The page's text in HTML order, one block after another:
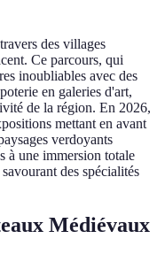
des villages
Ce parcours, qui
inoubliables avec des
en galeries d'art,
de la région. En 2026,
mettant en avant
verdoyants
à une immersion totale
des spécialités
Médiévaux